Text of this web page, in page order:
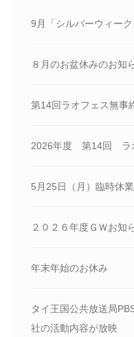
9月「シルバーウィー
８月のお盆休みのお知
第14回ラオフェス無事
2026年度 第14回 ラ
5月25日（月）臨時休
２０２６年度ＧＷお知
年末年始のお休み
タイ王国公共放送局
社の活動内容が放映